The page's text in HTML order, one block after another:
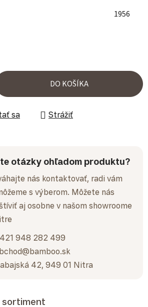
1956
DO KOŠÍKA
sa
Strážiť
otázky ohľadom produktu?
nás kontaktovať, radi vám
s výberom. Môžete nás
aj osobne v našom showroome
948 282 499
42, 949 01 Nitra
sortiment